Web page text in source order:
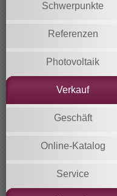
Schwerpunkte
Referenzen
Photovoltaik
Verkauf
Geschäft
Online-Katalog
Service